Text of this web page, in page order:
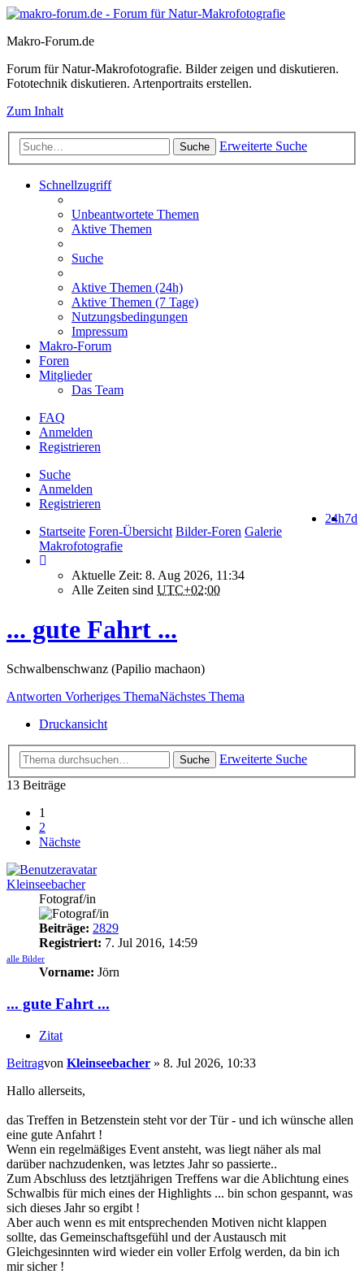
Makro-Forum.de
Forum für Natur-Makrofotografie. Bilder zeigen und diskutieren.
Fototechnik diskutieren. Artenportraits erstellen.
Zum Inhalt
Suche Erweiterte Suche
Schnellzugriff
Unbeantwortete Themen
Aktive Themen
Suche
Aktive Themen (24h)
Aktive Themen (7 Tage)
Nutzungsbedingungen
Impressum
Makro-Forum
Foren
Mitglieder
Das Team
FAQ
Anmelden
Registrieren
Suche
Anmelden
Registrieren
7d
24h
Startseite Foren-Übersicht Bilder-Foren Galerie
Makrofotografie
Aktuelle Zeit: 8. Aug 2026, 11:34
Alle Zeiten sind UTC+02:00
... gute Fahrt ...
Schwalbenschwanz (Papilio machaon)
Antworten Vorheriges ThemaNächstes Thema
Druckansicht
Suche
Erweiterte Suche
13 Beiträge
1
2
Nächste
Kleinseebacher
Fotograf/in
Beiträge: 2829
Registriert: 7. Jul 2016, 14:59
alle Bilder
Vorname: Jörn
... gute Fahrt ...
Zitat
Beitragvon Kleinseebacher » 8. Jul 2026, 10:33
Hallo allerseits,
das Treffen in Betzenstein steht vor der Tür - und ich wünsche allen
eine gute Anfahrt !
Wenn ein regelmäßiges Event ansteht, was liegt näher als mal
darüber nachzudenken, was letztes Jahr so passierte..
Zum Abschluss des letztjährigen Treffens war die Ablichtung eines
Schwalbis für mich eines der Highlights ... bin schon gespannt, was
sich dieses Jahr so ergibt !
Aber auch wenn es mit entsprechenden Motiven nicht klappen
sollte, das Gemeinschaftsgefühl und der Austausch mit
Gleichgesinnten wird wieder ein voller Erfolg werden, da bin ich
mir sicher !